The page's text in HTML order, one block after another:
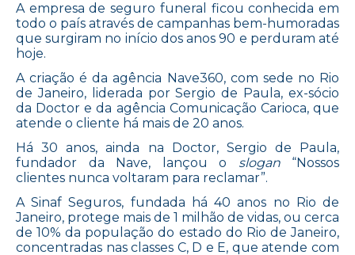
A empresa de seguro funeral ficou conhecida em
todo o país através de campanhas bem-humoradas
que surgiram no início dos anos 90 e perduram até
hoje.
A criação é da agência Nave360, com sede no Rio
de Janeiro, liderada por Sergio de Paula, ex-sócio
da Doctor e da agência Comunicação Carioca, que
atende o cliente há mais de 20 anos.
Há 30 anos, ainda na Doctor, Sergio de Paula,
fundador da Nave, lançou o slogan “Nossos
clientes nunca voltaram para reclamar”.
A Sinaf Seguros, fundada há 40 anos no Rio de
Janeiro, protege mais de 1 milhão de vidas, ou cerca
de 10% da população do estado do Rio de Janeiro,
concentradas nas classes C, D e E, que atende com